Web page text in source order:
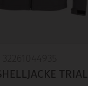
TRIAL